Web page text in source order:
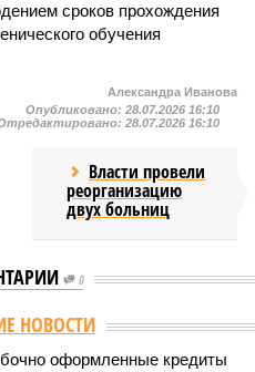
сроков прохождения
обучения
Александра Иванова
Опубликовано: 28.07.2026 16:10
28.07.2026 16:10
Власти провели
реорганизацию
двух больниц
0
удостоверения мастеров
2003